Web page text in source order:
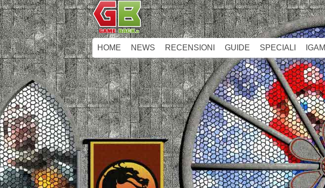
HOME NEWS RECENSIONI GUIDE SPECIALI